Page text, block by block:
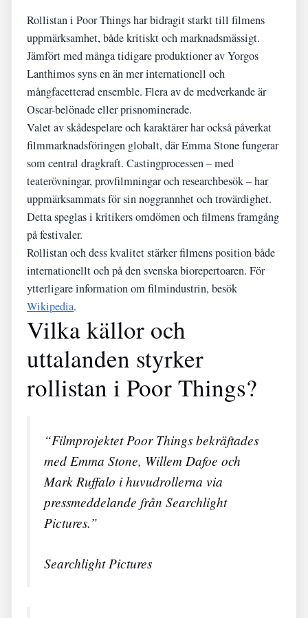
Rollistan i Poor Things har bidragit starkt till filmens
uppmärksamhet, både kritiskt och marknadsmässigt.
Jämfört med många tidigare produktioner av Yorgos
Lanthimos syns en än mer internationell och
mångfacetterad ensemble. Flera av de medverkande är
Oscar-belönade eller prisnominerade.
Valet av skådespelare och karaktärer har också påverkat
filmmarknadsföringen globalt, där Emma Stone fungerar
som central dragkraft. Castingprocessen – med
teaterövningar, provfilmningar och researchbesök – har
uppmärksammats för sin noggrannhet och trovärdighet.
Detta speglas i kritikers omdömen och filmens framgång
på festivaler.
Rollistan och dess kvalitet stärker filmens position både
internationellt och på den svenska biorepertoaren. För
ytterligare information om filmindustrin, besök
Wikipedia.
Vilka källor och
uttalanden styrker
rollistan i Poor Things?
“Filmprojektet Poor Things bekräftades
med Emma Stone, Willem Dafoe och
Mark Ruffalo i huvudrollerna via
pressmeddelande från Searchlight
Pictures.”
Searchlight Pictures